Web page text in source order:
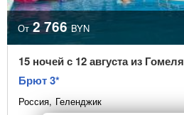
От 2 766 BYN
15 ночей с 12 августа из Гомеля
Брют 3*
Россия Геленджик